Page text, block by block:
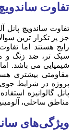
تفاوت ساندویچ
تفاوت ساندویچ پانل
جز پر تکرار ترین
رایج هستند اما
سبک تر، ضد زنگ و
شیمیایی می باشد. اما
مقاومتی بیشتری
پروژه در شرایط
پانل گالوانیزه
مناطق ساحلی،
ویژگی‌های